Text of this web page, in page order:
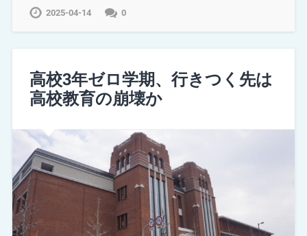
2025-04-14 0
高校3年ゼロ学期、行きつく先は
高校教育の崩壊か